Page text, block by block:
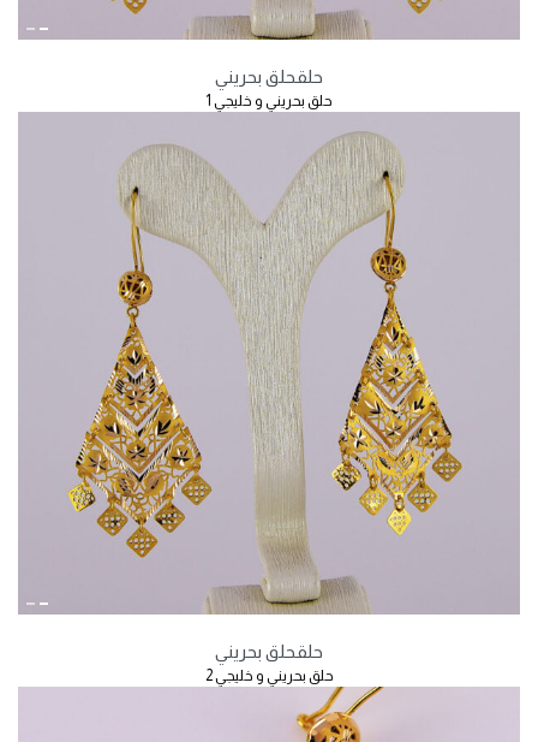
حلقحلق بحريني
حلق بحريني و خليجي 1
حلقحلق بحريني
حلق بحريني و خليجي 2